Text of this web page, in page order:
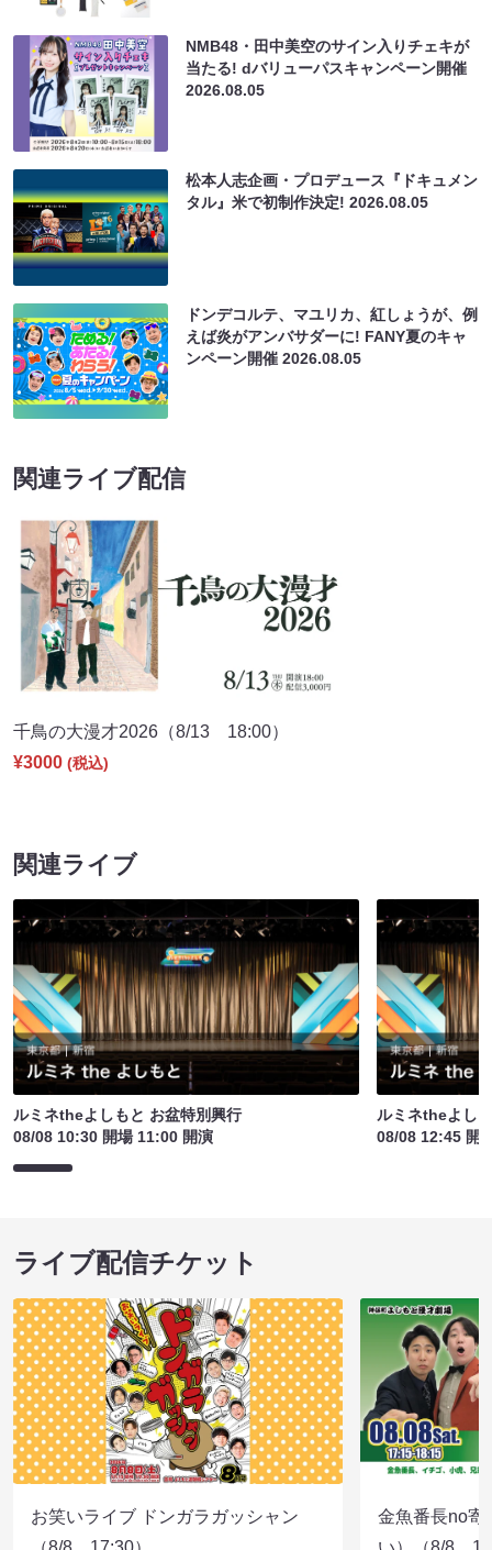
NMB48・田中美空のサイン入りチェキが
当たる! dバリューパスキャンペーン開催
2026.08.05
松本人志企画・プロデュース『ドキュメン
タル』米で初制作決定!2026.08.05
ドンデコルテ、マユリカ、紅しょうが、例
えば炎がアンバサダーに! FANY夏のキャ
ンペーン開催2026.08.05
関連ライブ配信
千鳥の大漫才2026（8/13 18:00）
¥3000 (税込)
関連ライブ
ルミネtheよしもと お盆特別興行
08/08 10:30 開場 11:00 開演
ルミネtheよし
08/08 12:45 開
ライブ配信チケット
お笑いライブ ドンガラガッシャン
金魚番長no寄